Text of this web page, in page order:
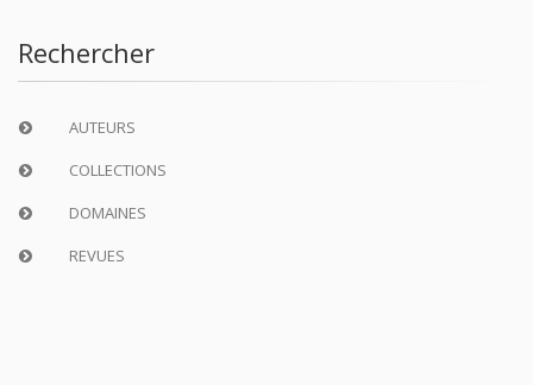
Rechercher
AUTEURS
COLLECTIONS
DOMAINES
REVUES